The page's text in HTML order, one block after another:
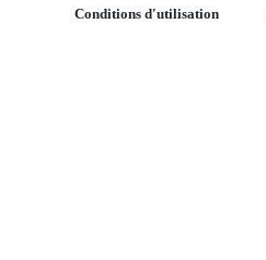
Conditions d'utilisation